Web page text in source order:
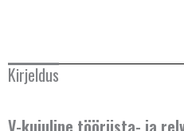
-
2tk
Kirjeldus